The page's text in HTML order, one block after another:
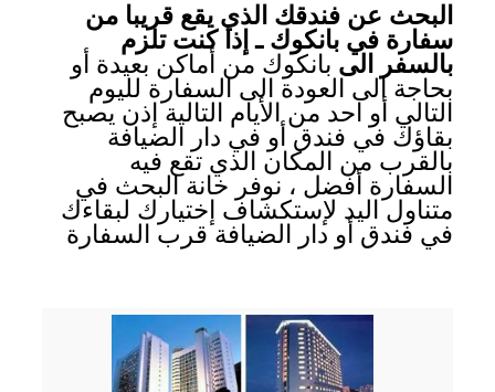
البحث عن فندقك الذي يقع قريبا من
سفارة في بانكوك ـ إذا كنت تلزم
بالسفر الى بانكوك من أماكن بعيدة أو
بحاجة الى العودة الى السفارة لليوم
التالي أو احد من الأيام التالية إذن يصبح
بقاؤك في فندق أو في دار الضيافة
بالقرب من المكان الذي تقع فيه
السفارة أفضل ، نوفر خانة البحث في
متناول اليد لإستكشاف إختيارك لبقاءك
في فندق أو دار الضيافة قرب السفارة